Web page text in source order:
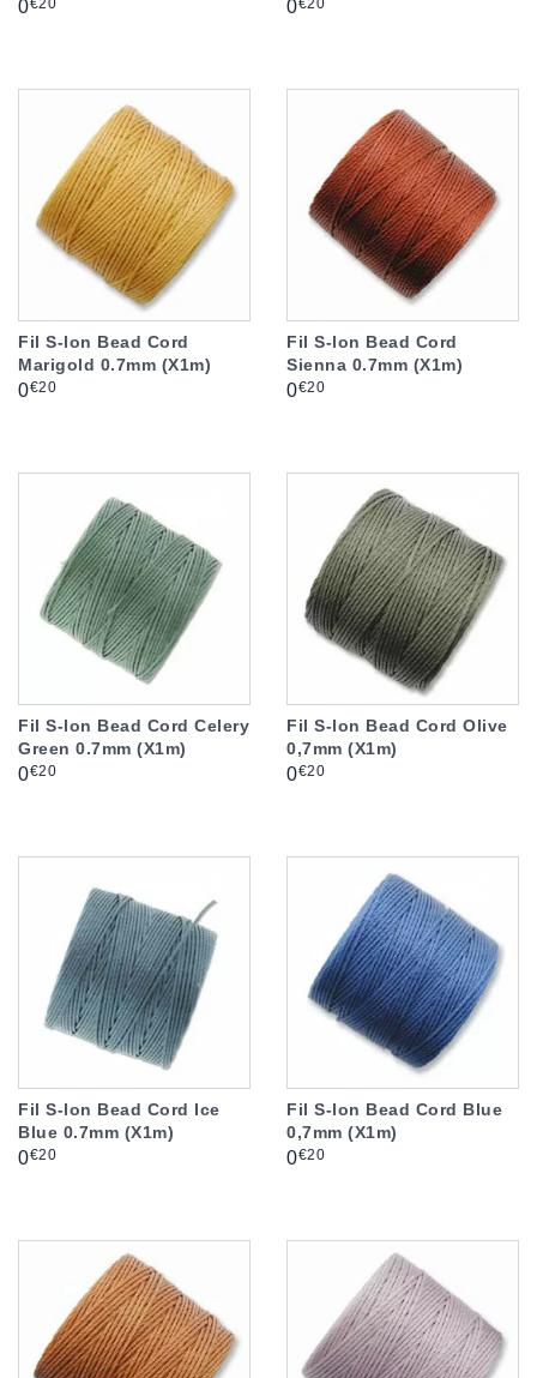
Prix
0€20 Prix
0€20
Fil S-lon Bead Cord
Marigold 0.7mm (X1m)
Prix
0€20
Fil S-lon Bead Cord
Sienna 0.7mm (X1m)
Prix
0€20
Fil S-lon Bead Cord Celery
Green 0.7mm (X1m)
Prix
0€20
Fil S-lon Bead Cord Olive
0,7mm (X1m)
Prix
0€20
Fil S-lon Bead Cord Ice
Blue 0.7mm (X1m)
Prix
0€20
Fil S-lon Bead Cord Blue
0,7mm (X1m)
Prix
0€20